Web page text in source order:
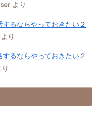
より
るならやっておきたい２
より
るならやっておきたい２
り